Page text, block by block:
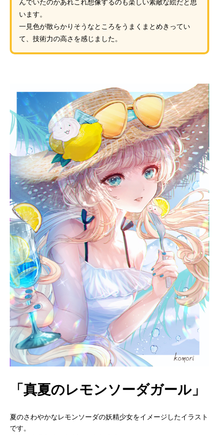
んでいたのかあれこれ想像するのも楽しい素敵な絵だと思
います。
一見色が散らかりそうなところをうまくまとめきってい
て、技術力の高さを感じました。
「真夏のレモンソーダガール」
夏のさわやかなレモンソーダの妖精少女をイメージしたイラスト
です。